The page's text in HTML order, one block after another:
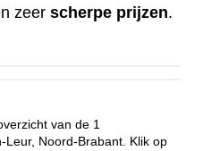
zeer scherpe prijzen.
van de 1
Leur, Noord-Brabant. Klik op